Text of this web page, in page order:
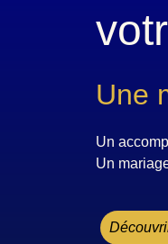
Une
Un
Un